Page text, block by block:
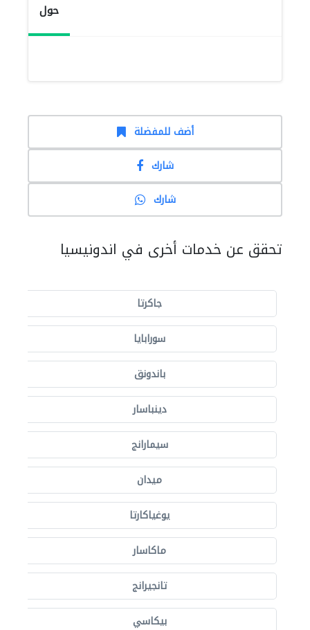
حول
أضف للمفضلة
شارك
شارك
تحقق عن خدمات أخرى في اندونيسيا
جاكرتا
سورابايا
باندونق
دينباسار
سيمارانج
ميدان
يوغياكارتا
ماكاسار
تانجيرانج
بيكاسي